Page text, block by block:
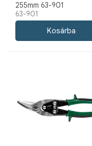
255mm 63-901
63-901